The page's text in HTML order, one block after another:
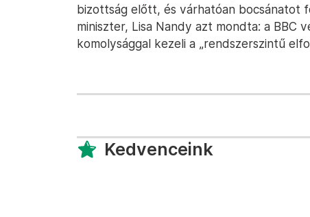
bizottság előtt, és várhatóan bocsánatot
miniszter, Lisa Nandy azt mondta: a BBC
komolysággal kezeli a „rendszerszintű
Kedvenceink